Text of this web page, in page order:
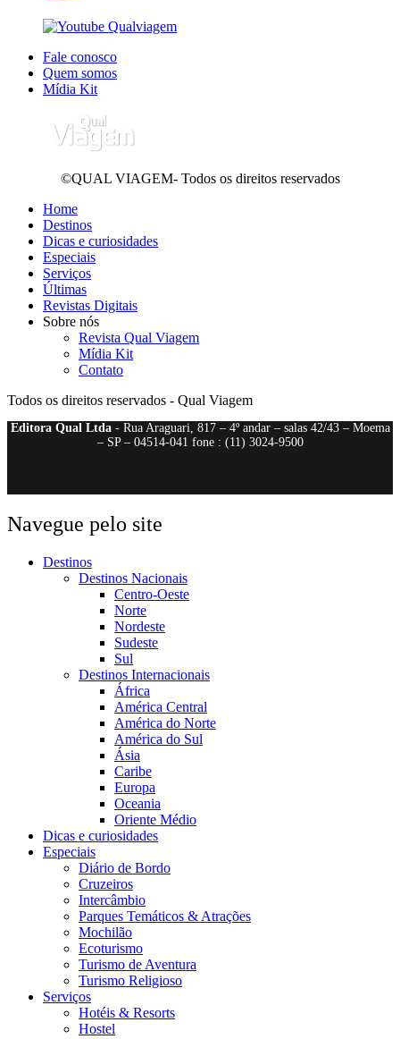
Fale conosco
Quem somos
Mídia Kit
©QUAL VIAGEM- Todos os direitos reservados
Home
Destinos
Dicas e curiosidades
Especiais
Serviços
Últimas
Revistas Digitais
Sobre nós
Revista Qual Viagem
Mídia Kit
Contato
Todos os direitos reservados - Qual Viagem
Editora Qual Ltda- Rua Araguari, 817 – 4º andar – salas 42/43 – Moema
– SP – 04514-041 fone : (11) 3024-9500
Navegue pelo site
Destinos
Destinos Nacionais
Centro-Oeste
Norte
Nordeste
Sudeste
Sul
Destinos Internacionais
África
América Central
América do Norte
América do Sul
Ásia
Caribe
Europa
Oceania
Oriente Médio
Dicas e curiosidades
Especiais
Diário de Bordo
Cruzeiros
Intercâmbio
Parques Temáticos & Atrações
Mochilão
Ecoturismo
Turismo de Aventura
Turismo Religioso
Serviços
Hotéis & Resorts
Hostel